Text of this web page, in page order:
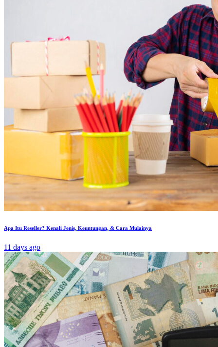
Apa Itu Reseller? Kenali Jenis, Keuntungan, & Cara Mulainya
11 days ago